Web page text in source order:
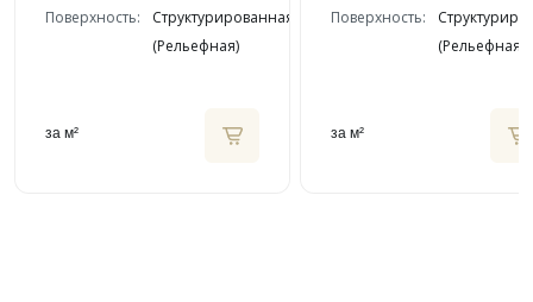
Поверхность:
Структурированная
(Рельефная)
за м²
Поверхность:
(Рельефная)
за м²